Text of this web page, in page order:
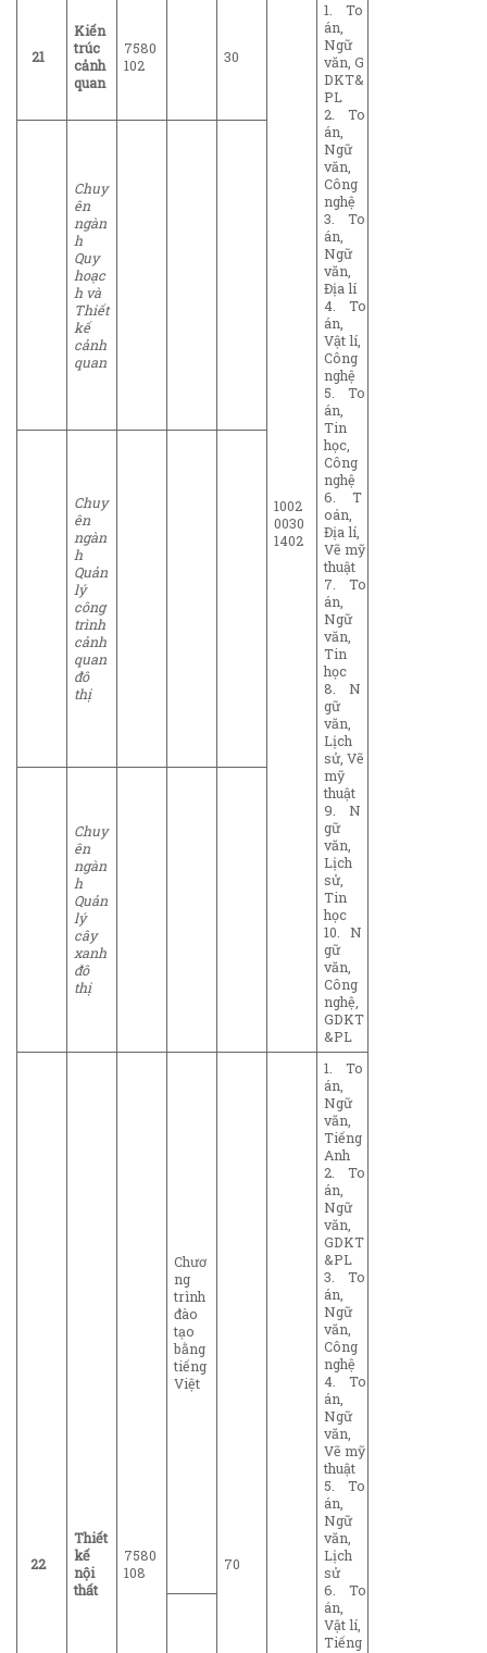
21
Kiến
trúc
cảnh
quan
7580
102
30
1002
0030
1402
1. To
án,
Ngữ
văn, G
DKT&
PL
2. To
án,
Ngữ
văn,
Công
nghệ
3. To
án,
Ngữ
văn,
Địa lí
4. To
án,
Vật lí,
Công
nghệ
5. To
án,
Tin
học,
Công
nghệ
6. T
oán,
Địa lí,
Vẽ mỹ
thuật
7. To
án,
Ngữ
văn,
Tin
học
8. N
gữ
văn,
Lịch
sử, Vẽ
mỹ
thuật
9. N
gữ
văn,
Lịch
sử,
Tin
học
10. N
gữ
văn,
Công
nghệ,
GDKT
&PL
Chuy
ên
ngàn
h
Quy
hoạc
h và
Thiết
kế
cảnh
quan
Chuy
ên
ngàn
h
Quản
lý
công
trình
cảnh
quan
đô
thị
Chuy
ên
ngàn
h
Quản
lý
cây
xanh
đô
thị
22
Thiết
kế
nội
thất
7580
108
Chươ
ng
trình
đào
tạo
bằng
tiếng
Việt
70
1. To
án,
Ngữ
văn,
Tiếng
Anh
2. To
án,
Ngữ
văn,
GDKT
&PL
3. To
án,
Ngữ
văn,
Công
nghệ
4. To
án,
Ngữ
văn,
Vẽ mỹ
thuật
5. To
án,
Ngữ
văn,
Lịch
sử
6. To
án,
Vật lí,
Tiếng